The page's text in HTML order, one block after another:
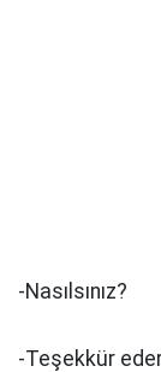
-Nasılsınız?
-Teşekkür